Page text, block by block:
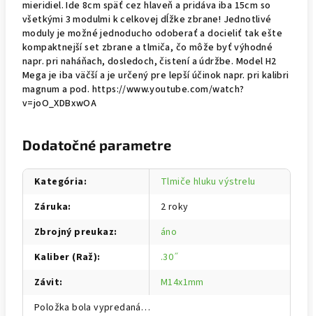
mieridiel. Ide 8cm späť cez hlaveň a pridáva iba 15cm so
všetkými 3 modulmi k celkovej dĺžke zbrane! Jednotlivé
moduly je možné jednoducho odoberať a docieliť tak ešte
kompaktnejší set zbrane a tlmiča, čo môže byť výhodné
napr. pri naháňach, dosledoch, čistení a údržbe. Model H2
Mega je iba väčší a je určený pre lepší účinok napr. pri kalibri
magnum a pod. https://www.youtube.com/watch?
v=joO_XDBxwOA
Dodatočné parametre
Kategória:
Tlmiče hluku výstrelu
Záruka:
2 roky
Zbrojný preukaz:
áno
Kaliber (Raž):
.30˝
Závit:
M14x1mm
Položka bola vypredaná…